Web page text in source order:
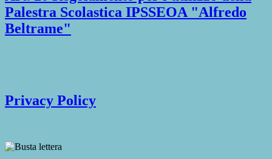
Palestra Scolastica IPSSEOA "Alfredo
Beltrame"
Privacy Policy